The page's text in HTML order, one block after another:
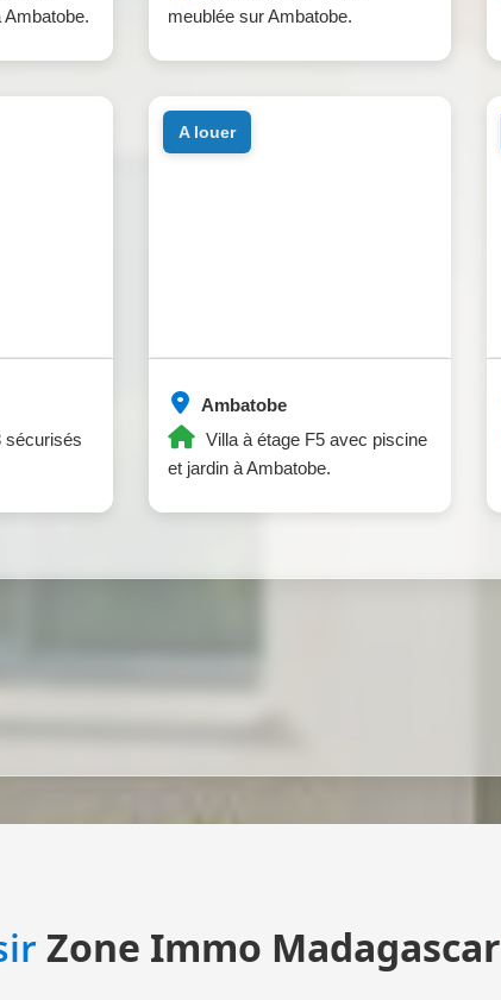
Ambatobe.
meublée sur Ambatobe.
sécurisés
Ambatobe
Villa à étage F5 avec piscine
et jardin à Ambatobe.
a louer
Zone Immo Madagascar